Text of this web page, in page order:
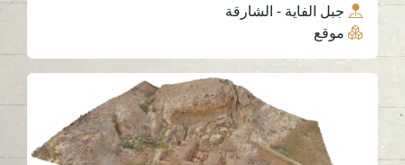
جبل الفاية - الشارقة
موقع